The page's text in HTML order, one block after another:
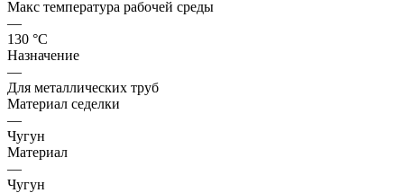
Макс температура рабочей среды
—
130 °С
Назначение
—
Для металлических труб
Материал седелки
—
Чугун
Материал
—
Чугун